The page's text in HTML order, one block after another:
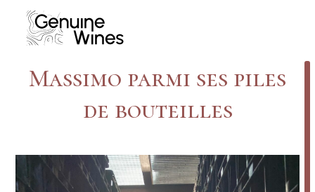
content
Massimo parmi ses piles
de bouteilles